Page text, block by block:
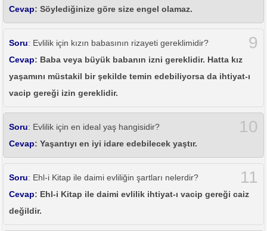
Cevap: Söylediğinize göre size engel olamaz.
9
Soru: Evlilik için kızın babasının rizayeti gereklimidir?
Cevap: Baba veya büyük babanın izni gereklidir. Hatta kız
yaşamını müstakil bir şekilde temin edebiliyorsa da ihtiyat-ı
vacip gereği izin gereklidir.
10
Soru: Evlilik için en ideal yaş hangisidir?
Cevap: Yaşantıyı en iyi idare edebilecek yaştır.
11
Soru: Ehl-i Kitap ile daimi evliliğin şartları nelerdir?
Cevap: Ehl-i Kitap ile daimi evlilik ihtiyat-ı vacip gereği caiz
değildir.